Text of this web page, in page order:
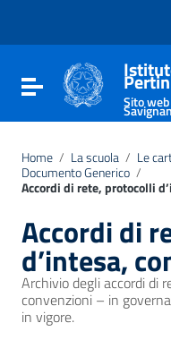
Vai al footer
Attiva / disattiva la
Sito
Home / La scuola / Le
Documento Generico /
Accordi di rete, protocolli
Accordi di
d’intesa,
Archivio degli accordi di
convenzioni – in
in vigore.